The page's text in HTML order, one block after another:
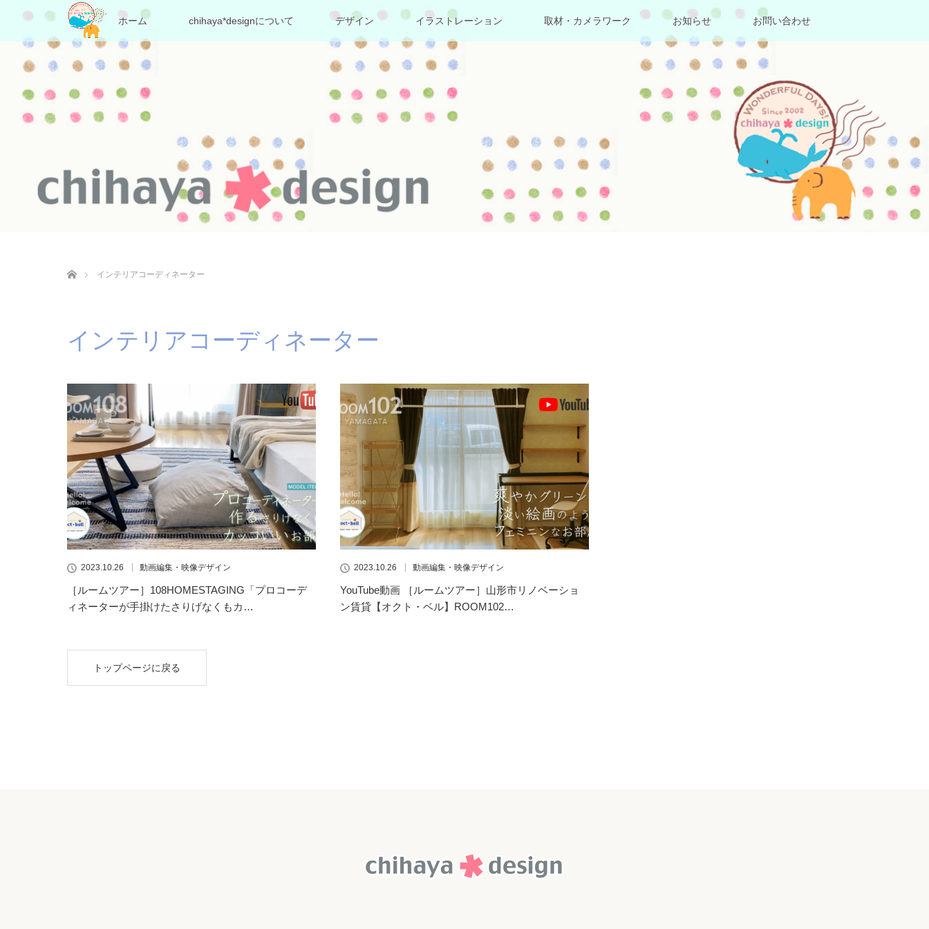
ホーム chihaya*designについて デザイン イラストレーション 取材・カメラワーク お知らせ お問い合わせ
インテリアコーディネーター
インテリアコーディネーター
2023.10.26 動画編集・映像デザイン
［ルームツアー］108HOMESTAGING「プロコーデ
ィネーターが手掛けたさりげなくもカ…
2023.10.26 動画編集・映像デザイン
YouTube動画 ［ルームツアー］山形市リノベーショ
ン賃貸【オクト・ベル】ROOM102…
トップページに戻る